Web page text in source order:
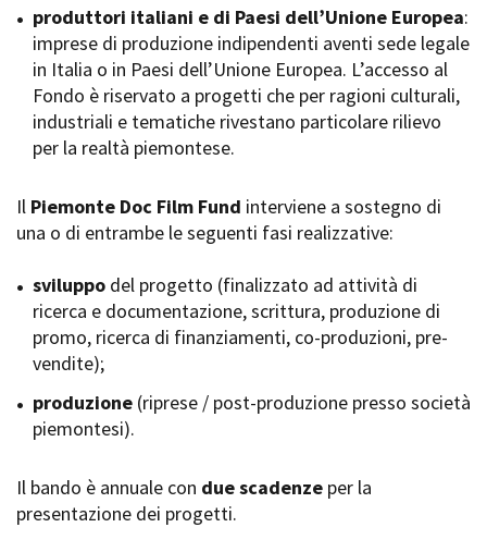
Piemonte Doc Film Fund
Short Film Fund
PRODUCTION GUIDE
Società di produzione
Strutture di servizio
Attrici-Attori
Beginners
LOCATION GUIDE
FILM DATABASE
BOOK DATABASE
NEWS
CASTING
Festa del Cinema di Roma
Torino Film Festival
David di Donatello
Nastri d’Argento
Premio Solinas
Location - Accedi al tuo
profilo
Newsletter
Lavora con noi
Stage - Tirocini - Scuola e
Lavoro
per affidamento lavori in
economia
produttori italiani e di Paesi dell’Unione Europea:
imprese di produzione indipendenti aventi sede legale
in Italia o in Paesi dell’Unione Europea. L’accesso al
Fondo è riservato a progetti che per ragioni culturali,
industriali e tematiche rivestano particolare rilievo
per la realtà piemontese.
Il Piemonte Doc Film Fund interviene a sostegno di
una o di entrambe le seguenti fasi realizzative:
sviluppo del progetto (finalizzato ad attività di
ricerca e documentazione, scrittura, produzione di
promo, ricerca di finanziamenti, co-produzioni, pre-
vendite);
produzione (riprese / post-produzione presso società
piemontesi).
Il bando è annuale con due scadenze per la
presentazione dei progetti.